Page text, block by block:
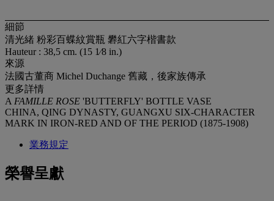
細節
清光緒 粉彩百蝶紋賞瓶 礬紅六字楷書款
Hauteur : 38,5 cm. (15 1⁄8 in.)
來源
法國古董商 Michel Duchange 舊藏，後家族傳承
更多詳情
A FAMILLE ROSE 'BUTTERFLY' BOTTLE VASE
CHINA, QING DYNASTY, GUANGXU SIX-CHARACTER
MARK IN IRON-RED AND OF THE PERIOD (1875-1908)
業務規定
榮譽呈獻